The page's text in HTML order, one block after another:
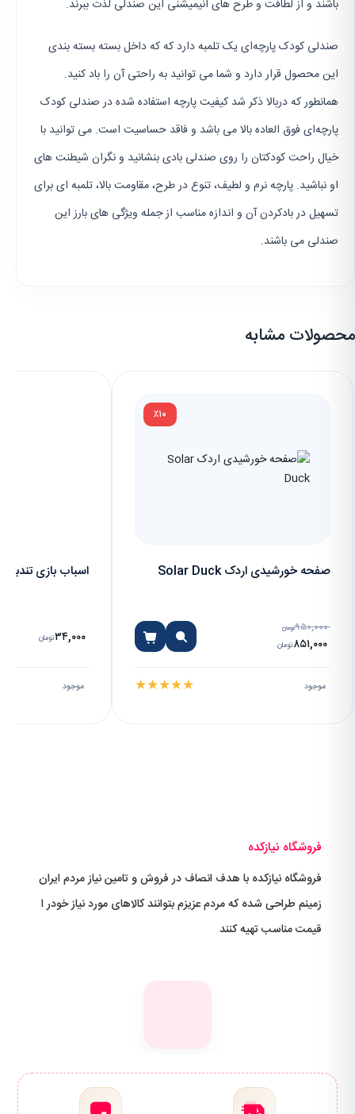
باشند و از لطافت و طرح های انیمیشنی این صندلی لذت ببرند.
صندلی کودک پارچه‌ای یک تلمبه دارد که که داخل بسته بسته بندی
این محصول قرار دارد و شما می توانید به راحتی آن را باد کنید.
همانطور که دربالا ذکر شد کیفیت پارچه استفاده شده در صندلی کودک
پارچه‌ای فوق العاده بالا می باشد و فاقد حساسیت است. می توانید با
خیال راحت کودکتان را روی صندلی بادی بنشانید و نگران شیطنت های
او نباشید. پارچه نرم و لطیف، تنوع در طرح، مقاومت بالا، تلمبه ای برای
تسهیل در بادکردن آن و اندازه مناسب از جمله ویژگی های بارز این
صندلی می باشند.
محصولات مشابه
٪۱۰
صفحه خورشیدی اردک Solar Duck
۹۵۰,۰۰۰تومان
۸۵۱,۰۰۰تومان
موجود ★★★★★
اسباب بازی تندبال
۳۴,۰۰۰تومان
موجود
فروشگاه نیازکده
فروشگاه نیازکده با هدف انصاف در فروش و تامین نیاز مردم ایران
زمینم طراحی شده که مردم عزیزم بتوانند کالاهای مورد نیاز خودر ا
قیمت مناسب تهیه کنند